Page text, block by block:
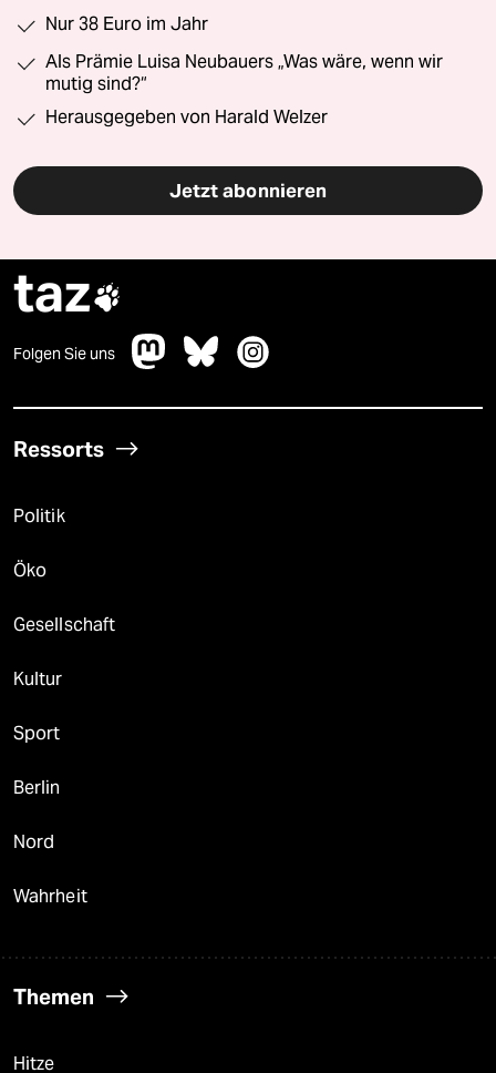
Nur 38 Euro im Jahr
Als Prämie Luisa Neubauers „Was wäre, wenn wir
mutig sind?“
Herausgegeben von Harald Welzer
Jetzt abonnieren
taz
Folgen Sie uns
Ressorts
Politik
Öko
Gesellschaft
Kultur
Sport
Berlin
Nord
Wahrheit
Themen
Hitze